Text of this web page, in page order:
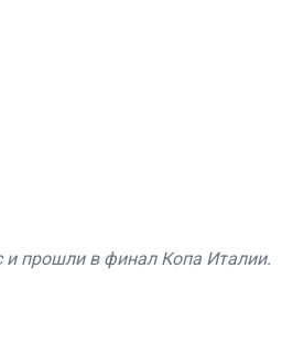
прошли в финал Копа Италии.